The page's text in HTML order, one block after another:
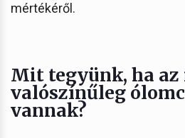
mértékéről.
Mit tegyünk, ha
valószínűleg
vannak?